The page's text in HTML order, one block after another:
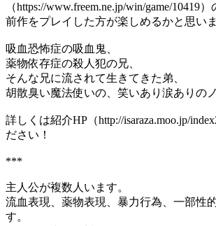
（https://www.freem.ne.jp/win/game/10419）
前作をプレイした方が楽しめるかと思いま
吸血恐怖症の吸血鬼、
薬物依存症の殺人犯の兄、
そんな兄に流されて生きてきた弟、
胡散臭い魔法使いの、笑いあり涙ありの
詳しくは紹介HP（http://isaraza.moo.jp/
ださい！
***
主人公が複数人います。
流血表現、薬物表現、暴力行為、一部性
す。